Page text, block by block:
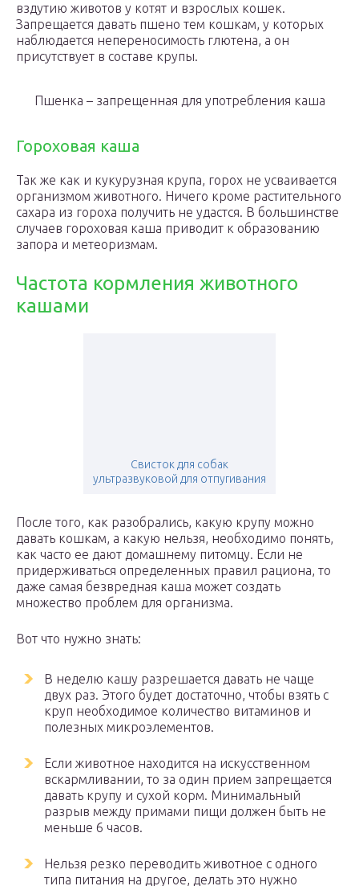
вздутию животов у котят и взрослых кошек.
Запрещается давать пшено тем кошкам, у которых
наблюдается непереносимость глютена, а он
присутствует в составе крупы.
Пшенка – запрещенная для употребления каша
Гороховая каша
Так же как и кукурузная крупа, горох не усваивается
организмом животного. Ничего кроме растительного
сахара из гороха получить не удастся. В большинстве
случаев гороховая каша приводит к образованию
запора и метеоризмам.
Частота кормления животного
кашами
Свисток для собак
ультразвуковой для отпугивания
После того, как разобрались, какую крупу можно
давать кошкам, а какую нельзя, необходимо понять,
как часто ее дают домашнему питомцу. Если не
придерживаться определенных правил рациона, то
даже самая безвредная каша может создать
множество проблем для организма.
Вот что нужно знать:
В неделю кашу разрешается давать не чаще
двух раз. Этого будет достаточно, чтобы взять с
круп необходимое количество витаминов и
полезных микроэлементов.
Если животное находится на искусственном
вскармливании, то за один прием запрещается
давать крупу и сухой корм. Минимальный
разрыв между примами пищи должен быть не
меньше 6 часов.
Нельзя резко переводить животное с одного
типа питания на другое, делать это нужно